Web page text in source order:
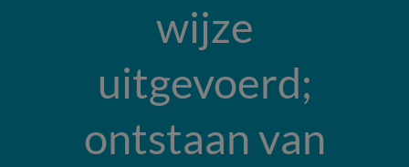
wijze
uitgevoerd;
ontstaan van